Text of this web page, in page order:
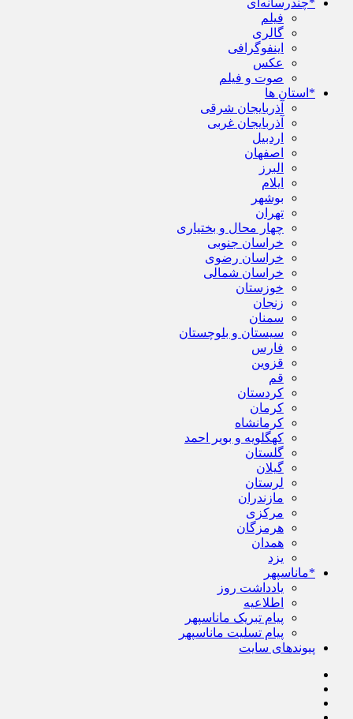
*چندرسانه‌ای
فیلم
گالری
اینفوگرافی
عکس
صوت و فیلم
*استان ها
آذربایجان شرقی
آذربایجان غربی
اردبیل
اصفهان
البرز
ایلام
بوشهر
تهران
چهار محال و بختیاری
خراسان جنوبی
خراسان رضوی
خراسان شمالی
خوزستان
زنجان
سمنان
سیستان و بلوچستان
فارس
قزوین
قم
کردستان
کرمان
کرمانشاه
کهگلویه و بویر احمد
گلستان
گیلان
لرستان
مازندران
مرکزی
هرمزگان
همدان
یزد
*ماناسپهر
یادداشت روز
اطلاعیه
پیام تبریک ماناسپهر
پیام تسلیت ماناسپهر
پیوندهای سایت